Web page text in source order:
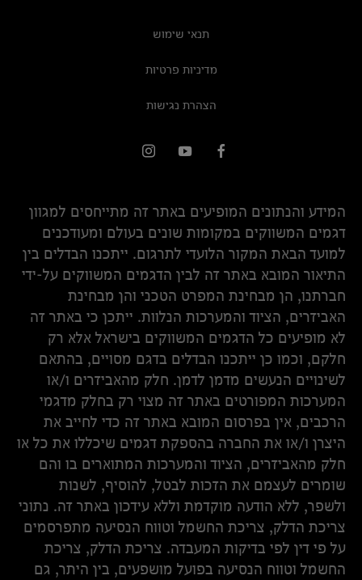
תנאי שימוש
מדיניות פרטיות
הצהרת נגישות
המידע והנתונים המופיעים באתר זה מתייחסים למגוון
דגמים המשווקים במקומות שונים בעולם ומעודכנים
למועד הבאת המקור הלועדי לתרגום. ייתכנו הבדלים בין
התיאור המובא באתר זה לבין הדגמים המשווקים על-ידי
חברתנו, הן מבחינת המפרט הטכני והן מבחינת
האביזרים, הציוד והמערכות הנלוות. ייתכן כי באתר זה
לא מופיעים כל הדגמים המשווקים בישראל אלא רק
חלקם, וכמו כן ייתכנו הבדלים בדגם מסויים, בהתאם
לשינויים הנעשים מדמן לדמן. חלק מהאביזרים ו/או
המערכות המפורטים באתר זה מצוי רק בחלק מדגמי
הרכבים, אין בפרסום המובא באתר זה כדי לחייב את
היצרן ו/או את החברה בהספקת דגמים שיכללו את כל או
חלק מהאביזרים, הציוד והמערכות המתוארים בו והם
שומרים לעצמם את הזכות לבטל, להוסיף, לשנות
ולשפר, ללא הודעה מוקדמת וללא עידכון באתר זה. נתוני
צריכת הדלק, צריכת החשמל וטווח הנסיעה מתפרסמים
על פי דין לפי בדיקות המעבדה. צריכת הדלק, צריכת
החשמל וטווח הנסיעה בפועל מושפעים, בין היתר, גם